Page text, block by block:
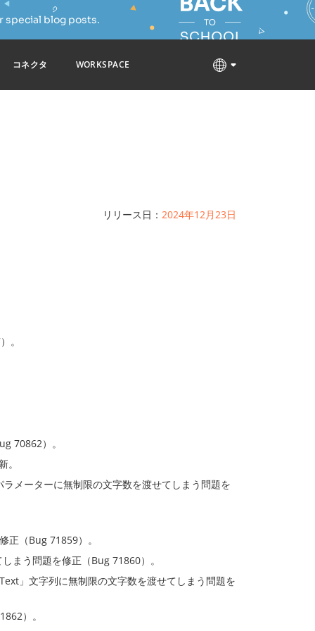
special blog posts.
コネクタ WORKSPACE
リリース日： 2024年12月23日
。
70862）。
ーターに無制限の文字数を渡せてしまう問題を
正（Bug 71859）。
まう問題を修正（Bug 71860）。
」文字列に無制限の文字数を渡せてしまう問題を
）。